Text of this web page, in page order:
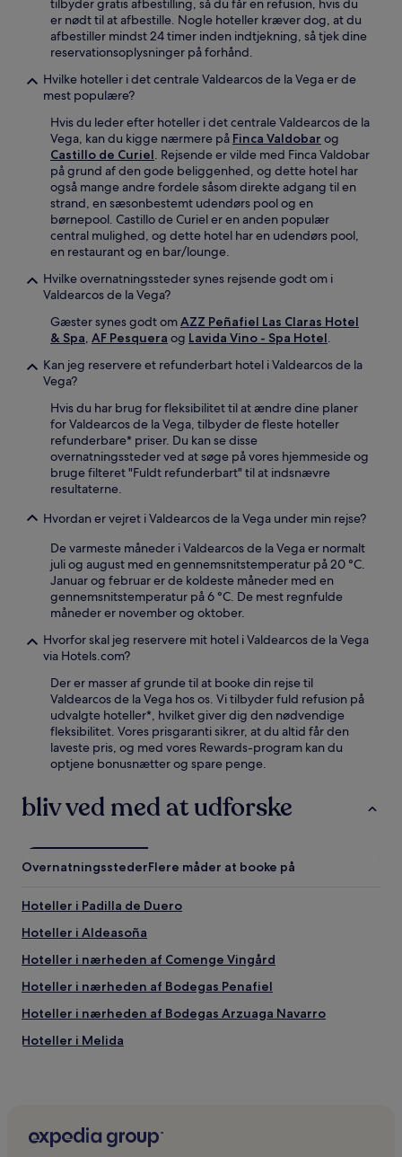
tilbyder gratis afbestilling, så du får en refusion, hvis du
er nødt til at afbestille. Nogle hoteller kræver dog, at du
afbestiller mindst 24 timer inden indtjekning, så tjek dine
reservationsoplysninger på forhånd.
Hvilke hoteller i det centrale Valdearcos de la Vega er de
mest populære?
Hvis du leder efter hoteller i det centrale Valdearcos de la
Vega, kan du kigge nærmere på Finca Valdobar og
Castillo de Curiel. Rejsende er vilde med Finca Valdobar
på grund af den gode beliggenhed, og dette hotel har
også mange andre fordele såsom direkte adgang til en
strand, en sæsonbestemt udendørs pool og en
børnepool. Castillo de Curiel er en anden populær
central mulighed, og dette hotel har en udendørs pool,
en restaurant og en bar/lounge.
Hvilke overnatningssteder synes rejsende godt om i
Valdearcos de la Vega?
Gæster synes godt omAZZ Peñafiel Las Claras Hotel
& Spa, AF Pesquera og Lavida Vino - Spa Hotel.
Kan jeg reservere et refunderbart hotel i Valdearcos de la
Vega?
Hvis du har brug for fleksibilitet til at ændre dine planer
for Valdearcos de la Vega, tilbyder de fleste hoteller
refunderbare* priser. Du kan se disse
overnatningssteder ved at søge på vores hjemmeside og
bruge filteret "Fuldt refunderbart" til at indsnævre
resultaterne.
Hvordan er vejret i Valdearcos de la Vega under min rejse?
De varmeste måneder i Valdearcos de la Vega er normalt
juli og august med en gennemsnitstemperatur på 20 °C.
Januar og februar er de koldeste måneder med en
gennemsnitstemperatur på 6 °C. De mest regnfulde
måneder er november og oktober.
Hvorfor skal jeg reservere mit hotel i Valdearcos de la Vega
via Hotels.com?
Der er masser af grunde til at booke din rejse til
Valdearcos de la Vega hos os. Vi tilbyder fuld refusion på
udvalgte hoteller*, hvilket giver dig den nødvendige
fleksibilitet. Vores prisgaranti sikrer, at du altid får den
laveste pris, og med vores Rewards-program kan du
optjene bonusnætter og spare penge.
bliv ved med at udforske
OvernatningsstederFlere måder at booke på
Hoteller i Padilla de Duero
Hoteller i Aldeasoña
Hoteller i nærheden af Comenge Vingård
Hoteller i nærheden af Bodegas Penafiel
Hoteller i nærheden af Bodegas Arzuaga Navarro
Hoteller i Melida
Hoteller i Quintanilla de Arriba